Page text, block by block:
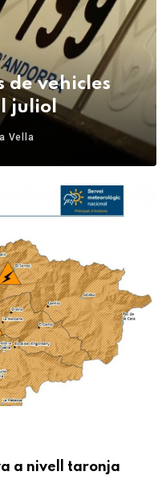
de vehicles
juliol
Vella
a nivell taronja